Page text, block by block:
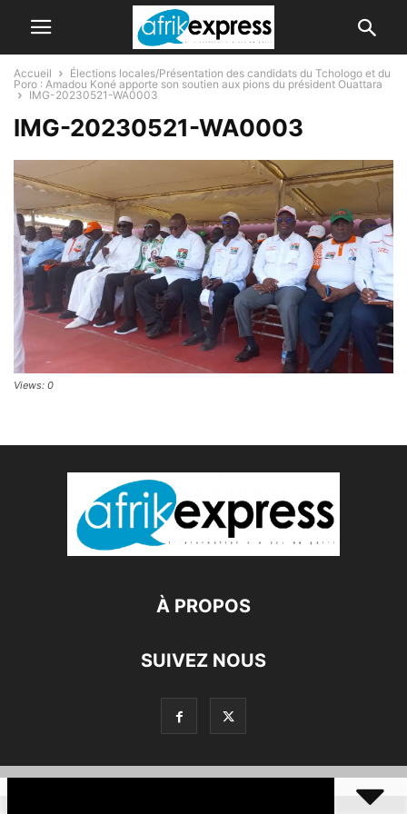
Accueil
Élections locales/Présentation des candidats du Tchologo et du
Poro : Amadou Koné apporte son soutien aux pions du président Ouattara
IMG-20230521-WA0003
IMG-20230521-WA0003
Views: 0
À PROPOS
SUIVEZ NOUS